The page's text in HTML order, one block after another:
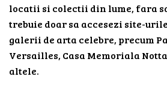
locatii si colectii din lume, fara
trebuie doar sa accesezi site-
galerii de arta celebre, precum
Versailles, Casa Memoriala
altele.